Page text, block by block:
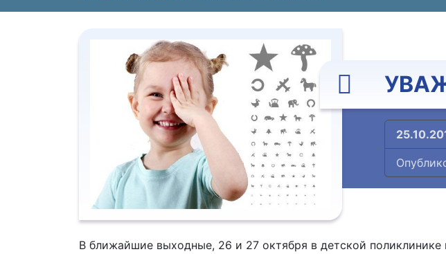
В ближайшие выходные, 26 и 27 октября в детской